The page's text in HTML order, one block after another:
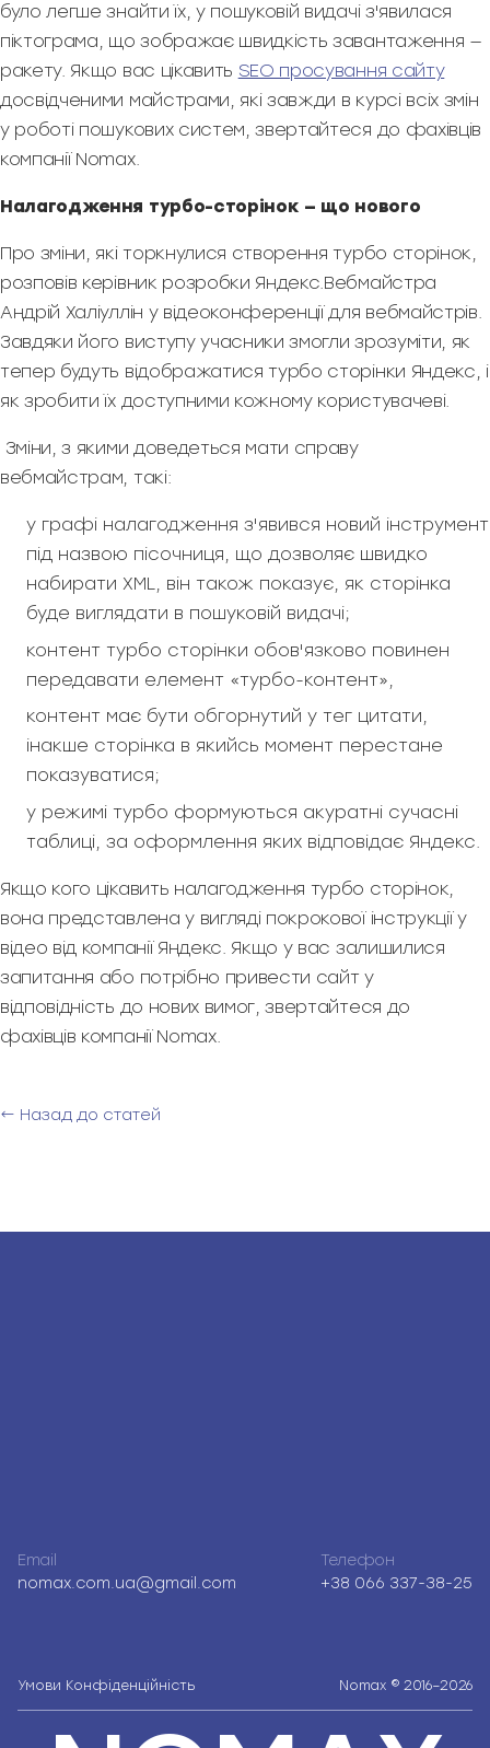
було легше знайти їх, у пошуковій видачі з'явилася
піктограма, що зображає швидкість завантаження —
ракету. Якщо вас цікавить SEO просування сайту
досвідченими майстрами, які завжди в курсі всіх змін
у роботі пошукових систем, звертайтеся до фахівців
компанії Nomax.
Налагодження турбо-сторінок — що нового
Про зміни, які торкнулися створення турбо сторінок,
розповів керівник розробки Яндекс.Вебмайстра
Андрій Халіуллін у відеоконференції для вебмайстрів.
Завдяки його виступу учасники змогли зрозуміти, як
тепер будуть відображатися турбо сторінки Яндекс, і
як зробити їх доступними кожному користувачеві.
Зміни, з якими доведеться мати справу
вебмайстрам, такі:
у графі налагодження з'явився новий інструмент
під назвою пісочниця, що дозволяє швидко
набирати XML, він також показує, як сторінка
буде виглядати в пошуковій видачі;
контент турбо сторінки обов'язково повинен
передавати елемент «турбо-контент»,
контент має бути обгорнутий у тег цитати,
інакше сторінка в якийсь момент перестане
показуватися;
у режимі турбо формуються акуратні сучасні
таблиці, за оформлення яких відповідає Яндекс.
Якщо кого цікавить налагодження турбо сторінок,
вона представлена у вигляді покрокової інструкції у
відео від компанії Яндекс. Якщо у вас залишилися
запитання або потрібно привести сайт у
відповідність до нових вимог, звертайтеся до
фахівців компанії Nomax.
← Назад до статей
Email
nomax.com.ua@gmail.com
Телефон
+38 066 337-38-25
Умови Конфіденційність Nomax © 2016–2026